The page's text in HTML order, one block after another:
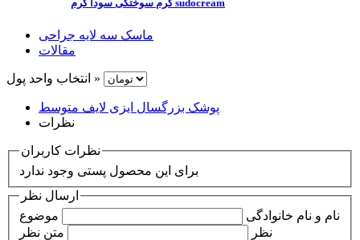
کرم سوختگی سودا کرم sudocream
ماسک سه لایه جراحی
مقالات
انتخاب واحد پول »
پوشک بزرگسال ایزی لایف متوسط
نظرات
نظرات کاربران
برای این محصول پستی وجود ندارد
ارسال نظر
نام و نام خانوادگی
موضوع
نظر
متن نظر